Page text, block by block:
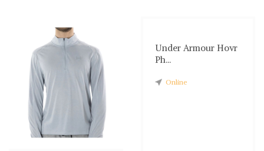
Under Armour Hovr
Ph...
Online